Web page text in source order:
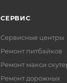
СЕРВИС
Сервисные центры
Ремонт питбайков
Ремонт макси
Ремонт дорожных